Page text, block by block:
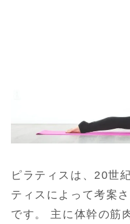
ピラティスは、20世
ティスによって考案
です。 主に体幹の筋